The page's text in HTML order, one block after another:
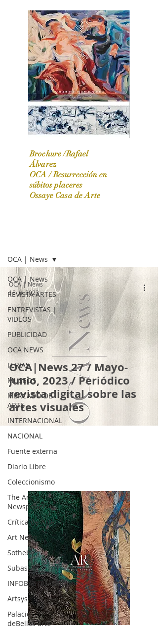
OCA|News 31 / Marzo-Abril / 2024
Brochure /Rafael
Álvarez
OCA /Resurrección en
súbitos placeres
Ossaye Casa de Arte
OCA | News
REVISTA ARTES
ENTREVISTAS |
VIDEOS
PUBLICIDAD
OCA NEWS
FERIAS
MUSEOS
MERCADO DE
ARTE
INTERNACIONAL
NACIONAL
Fuente externa
Diario Libre
Coleccionismo
The Art
Newspaper
Crítica de Arte
Art News
Sotheby's
Subasta
INFOBAE|AMERICA
Artsys
Palacio
deBellas arte
OCA | News
OCA|News 27 / Mayo-
Junio, 2023 / Periódico
revista digital sobre las
artes visuales
OCA | News
18 jul 2023